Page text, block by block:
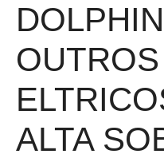
OUTROS
ALTA